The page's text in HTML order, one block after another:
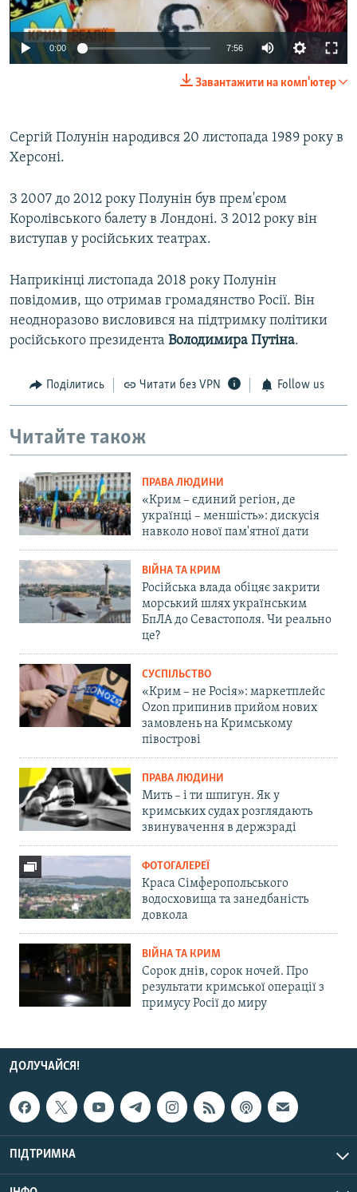
0:00 7:56
Завантажити на комп'ютер
Сергій Полунін народився 20 листопада 1989 року в
Херсоні.
З 2007 до 2012 року Полунін був прем'єром
Королівського балету в Лондоні. З 2012 року він
виступав у російських театрах.
Наприкінці листопада 2018 року Полунін
повідомив, що отримав громадянство Росії. Він
неодноразово висловився на підтримку політики
російського президента Володимира Путіна.
Поділитись Читати без VPN Follow us
Читайте також
ПРАВА ЛЮДИНИ
«Крим – єдиний регіон, де
українці – меншість»: дискусія
навколо нової пам'ятної дати
ВІЙНА ТА КРИМ
Російська влада обіцяє закрити
морський шлях українським
БпЛА до Севастополя. Чи реально
це?
СУСПІЛЬСТВО
«Крим – не Росія»: маркетплейс
Ozon припинив прийом нових
замовлень на Кримському
півострові
ПРАВА ЛЮДИНИ
Мить – і ти шпигун. Як у
кримських судах розглядають
звинувачення в держзраді
ФОТОГАЛЕРЕЇ
Краса Сімферопольського
водосховища та занедбаність
довкола
ВІЙНА ТА КРИМ
Сорок днів, сорок ночей. Про
результати кримської операції з
примусу Росії до миру
ДОЛУЧАЙСЯ!
ПІДТРИМКА